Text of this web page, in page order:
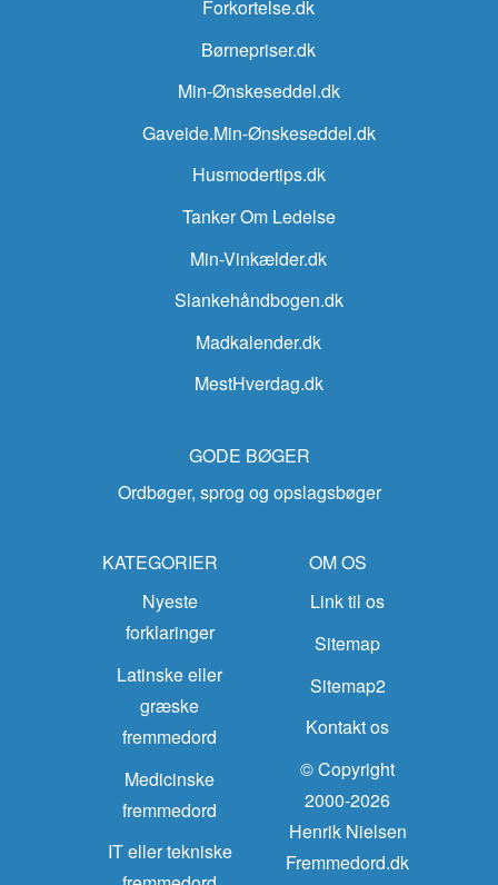
Forkortelse.dk
Børnepriser.dk
Min-Ønskeseddel.dk
Gaveide.Min-Ønskeseddel.dk
Husmodertips.dk
Tanker Om Ledelse
Min-Vinkælder.dk
Slankehåndbogen.dk
Madkalender.dk
MestHverdag.dk
GODE BØGER
Ordbøger, sprog og opslagsbøger
KATEGORIER
Nyeste
forklaringer
Latinske eller
græske
fremmedord
Medicinske
fremmedord
IT eller tekniske
OM OS
Link til os
Sitemap
Sitemap2
Kontakt os
© Copyright
2000-2026
Henrik Nielsen
Fremmedord.dk